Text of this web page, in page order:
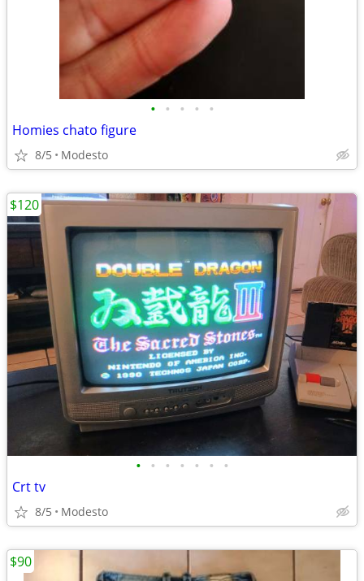
• • • • •
Homies chato figure
8/5 Modesto
• • • • • • •
Crt tv
8/5 Modesto
$120
$90